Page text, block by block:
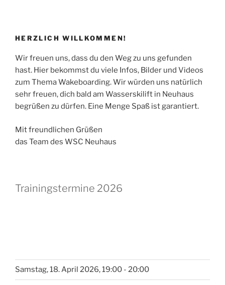
HERZLICH WILLKOMMEN!
Wir freuen uns, dass du den Weg zu uns gefunden
hast. Hier bekommst du viele Infos, Bilder und Videos
zum Thema Wakeboarding. Wir würden uns natürlich
sehr freuen, dich bald am Wasserskilift in Neuhaus
begrüßen zu dürfen. Eine Menge Spaß ist garantiert.
Mit freundlichen Grüßen
das Team des WSC Neuhaus
Trainingstermine 2026
Samstag, 18. April 2026, 19:00 - 20:00